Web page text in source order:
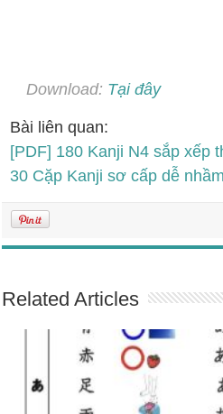
Download: Tại đây
Bài liên quan:
[PDF] 180 Kanji N4 sắp xếp
30 Cặp Kanji sơ cấp dễ
Related Articles